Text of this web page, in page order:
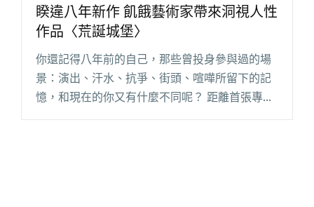
睽違八年新作 飢餓藝術家帶來洞視人性
作品〈荒誕城堡〉
你還記得八年前的自己，那些曾投身參與過的場
景：演出、汗水、抗爭、街頭、喧嘩所留下的記
憶，和現在的你又有什麼不同呢？ 距離首張專輯
《夏娃。上帝之死》時隔八年，沈寂許久的飢餓